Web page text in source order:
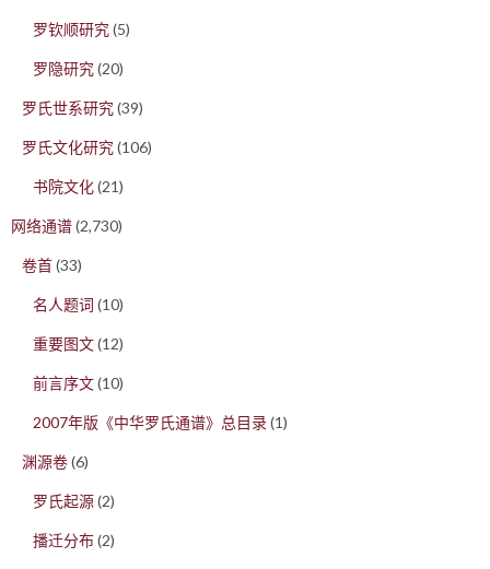
罗钦顺研究(5)
罗隐研究(20)
罗氏世系研究(39)
罗氏文化研究(106)
书院文化(21)
网络通谱(2,730)
卷首(33)
名人题词 (10)
重要图文(12)
前言序文(10)
2007年版《中华罗氏通谱》总目录(1)
渊源卷(6)
罗氏起源(2)
播迁分布(2)